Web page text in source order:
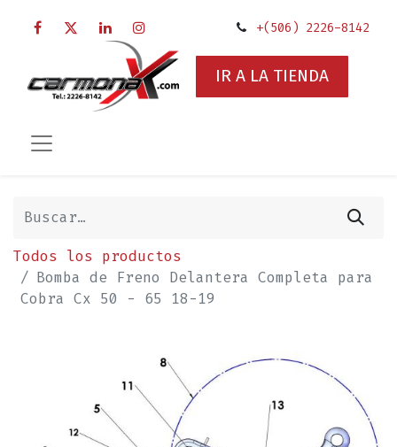
+(506) 2226-8142
IR A LA TIENDA
Todos los productos
Bomba de Freno Delantera Completa para
Cobra Cx 50 - 65 18-19